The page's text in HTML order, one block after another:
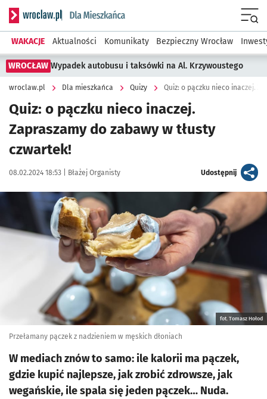
Serwis informacyjny wroclaw.pl podserwis: Dla mieszkańca
WAKACJE Aktualności Komunikaty Bezpieczny Wrocław
WROCŁAW Wypadek autobusu i taksówki na Al. Krzywoustego
wroclaw.pl Dla mieszkańca Quizy Quiz: o pączku nieco inaczej.
Quiz: o pączku nieco inaczej.
Zapraszamy do zabawy w tłusty
czwartek!
Data publikacji:
08.02.2024 18:53 | Autor:
Błażej Organisty Udostępnijartykuł
Kliknij, aby powiększyć
fot. Tomasz Hołod
Przełamany pączek z nadzieniem w męskich dłoniach
W mediach znów to samo: ile kalorii ma pączek,
gdzie kupić najlepsze, jak zrobić zdrowsze, jak
wegańskie, ile spala się jeden pączek… Nuda.